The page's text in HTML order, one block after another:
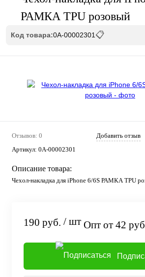
РАМКА TPU розовый
Код товара:0А-00002301 📋
Отзывов: 0
Добавить отзыв
Артикул: 0А-00002301
Описание товара:
Чехол-накладка для iPhone 6/6S РАМКА TPU
190 руб. / шт Опт от 42